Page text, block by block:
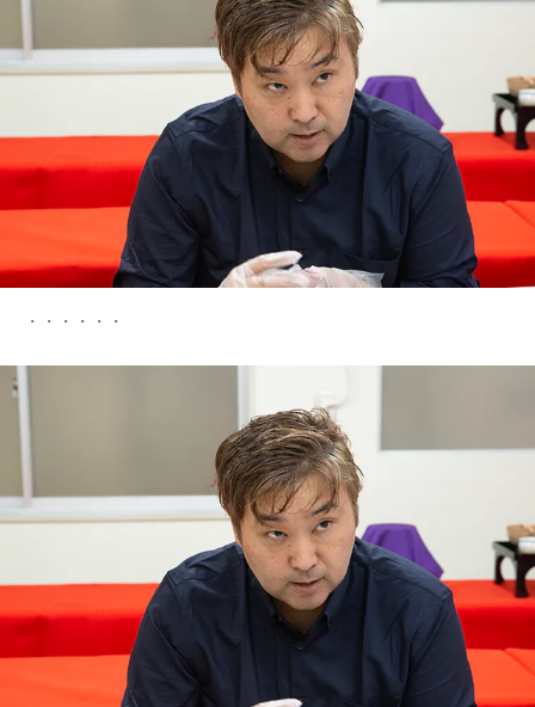
・・・・・・